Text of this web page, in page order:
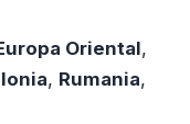
Oriental,
, Rumania,